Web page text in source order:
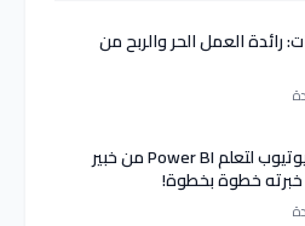
العمل الحر والربح من
أفضل قناة يوتيوب لتعلم Power BI من خبير
خطوة بخطوة!